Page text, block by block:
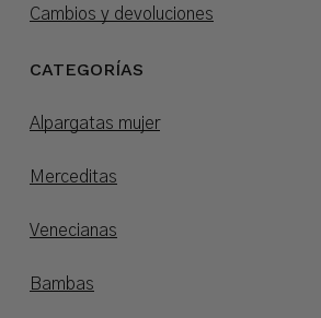
Cambios y devoluciones
CATEGORÍAS
Alpargatas mujer
Merceditas
Venecianas
Bambas